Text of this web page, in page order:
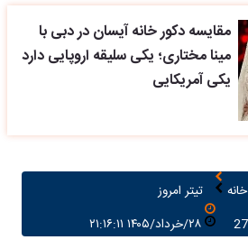
مقایسه دکور خانه آیسان در دبی با
مینا مختاری؛ یکی سلیقه اروپایی دارد
یکی آمریکایی
خانه
تیتر امروز
۲۸/خرداد/۱۴۰۵ ۲۱:۱۶:۱۱